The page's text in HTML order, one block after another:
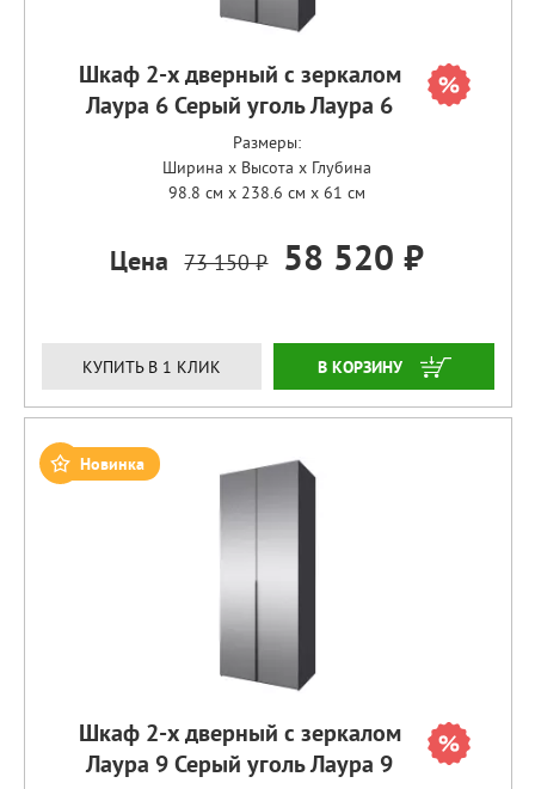
Шкаф 2-х дверный с зеркалом
Лаура 6 Серый уголь Лаура 6
Размеры:
Ширина x Высота x Глубина
98.8 см x 238.6 см x 61 см
Цена 73 150 ₽ 58 520 ₽
КУПИТЬ В 1 КЛИК ЗАКАЗАТЬ
Новинка
Шкаф 2-х дверный с зеркалом
Лаура 9 Серый уголь Лаура 9